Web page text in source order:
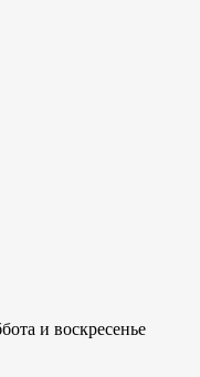
и воскресенье